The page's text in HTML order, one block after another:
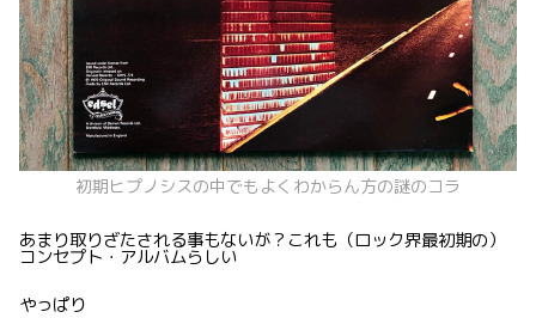
初期ヒプノシスの中でもよくわからん方の謎のコラ
あまり取りざたされる事もないが？これも（ロック界最初期の）
コンセプト・アルバムらしい
やっぱり